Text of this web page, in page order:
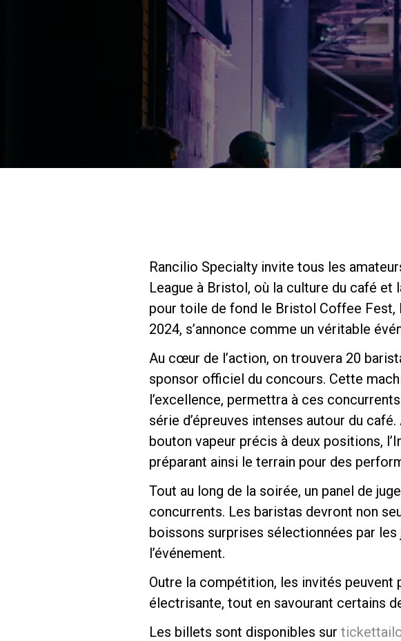
Rancilio Specialty invite tous les
League à Bristol, où la culture du café et
pour toile de fond le Bristol Coffee Fest,
2024, s’annonce comme un véritable
Au cœur de l’action, on trouvera 20
sponsor officiel du concours. Cette
l’excellence, permettra à ces
série d’épreuves intenses autour du
bouton vapeur précis à deux positions,
préparant ainsi le terrain pour des
Tout au long de la soirée, un panel de
concurrents. Les baristas devront non
boissons surprises sélectionnées par
l’événement.
Outre la compétition, les invités peuvent
électrisante, tout en savourant certains
Les billets sont disponibles sur
Où
Politique